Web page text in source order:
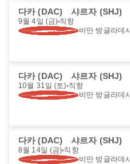
다카 (DAC) 샤르자 (SHJ)
9월 4일 (금) 직항
비만 방글라데시
다카 (DAC) 샤르자 (SHJ)
10월 31일 (토) 직항
비만 방글라데시
다카 (DAC) 샤르자 (SHJ)
8월 14일 (금) 직항
비만 방글라데시